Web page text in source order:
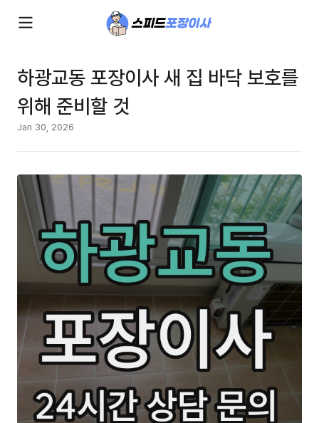
하광교동 포장이사 새 집 바닥 보호를
위해 준비할 것
Jan 30, 2026